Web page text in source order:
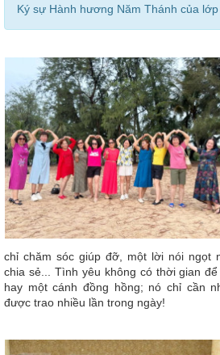
Ký sự Hành hương Năm Thánh của lớp
chỉ chăm sóc giúp đỡ, một lời nói ngọt
chia sẻ... Tình yêu không có thời gian
hay một cánh đồng hồng; nó chỉ cần
được trao nhiều lần trong ngày!